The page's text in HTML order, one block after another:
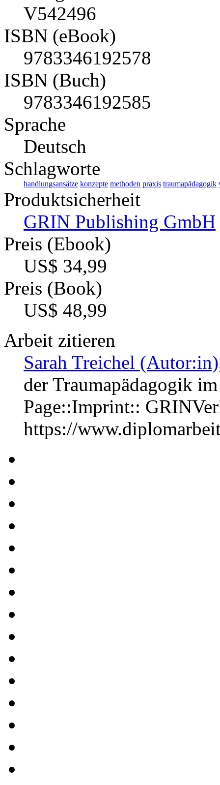
V542496
ISBN (eBook)
9783346192578
ISBN (Buch)
9783346192585
Sprache
Deutsch
Schlagworte
handlungsansätze konzepte methoden praxis traumapädagogik
Produktsicherheit
GRIN Publishing GmbH
Preis (Ebook)
US$ 34,99
Preis (Book)
US$ 48,99
Arbeit zitieren
Sarah Treichel (Autor:in)
der Traumapädagogik
Page::Imprint::
https://